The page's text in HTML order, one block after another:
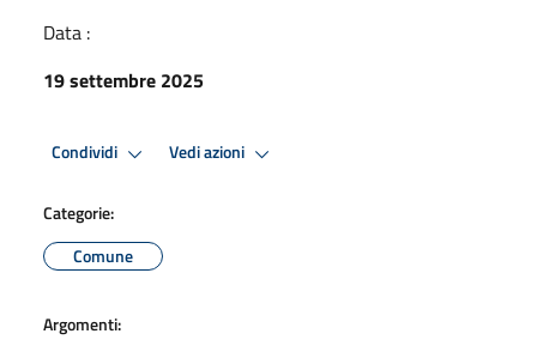
Data :
19 settembre 2025
Condividi Vedi azioni
Categorie:
Comune
Argomenti: